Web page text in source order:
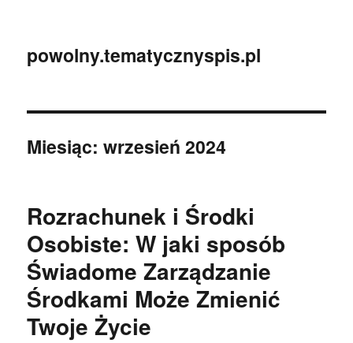
powolny.tematycznyspis.pl
Miesiąc:wrzesień 2024
Rozrachunek i Środki
Osobiste: W jaki sposób
Świadome Zarządzanie
Środkami Może Zmienić
Twoje Życie